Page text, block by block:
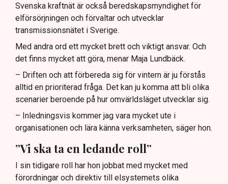
Svenska kraftnät är också beredskapsmyndighet för
elförsörjningen och förvaltar och utvecklar
transmissionsnätet i Sverige.
Med andra ord ett mycket brett och viktigt ansvar. Och
det finns mycket att göra, menar Maja Lundbäck.
– Driften och att förbereda sig för vintern är ju förstås
alltid en prioriterad fråga. Det kan ju komma att bli olika
scenarier beroende på hur omvärldsläget utvecklar sig.
– Inledningsvis kommer jag vara mycket ute i
organisationen och lära känna verksamheten, säger hon.
”Vi ska ta en ledande roll”
I sin tidigare roll har hon jobbat med mycket med
förordningar och direktiv till elsystemets olika